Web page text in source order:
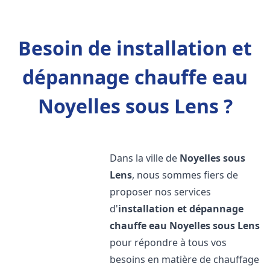
Besoin de installation et
dépannage chauffe eau
Noyelles sous Lens ?
Dans la ville de Noyelles sous
Lens, nous sommes fiers de
proposer nos services
d'installation et dépannage
chauffe eau Noyelles sous Lens
pour répondre à tous vos
besoins en matière de chauffage